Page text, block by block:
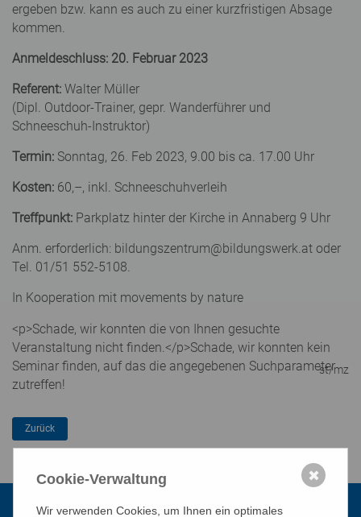
ergeben bzw. kann es auch zu einer kurzfristigen Absage
kommen.
Anmeldeschluss: 20. Februar 2023
Referent: Walter Müller
(Dipl. Outdoor-Trainer, gepr. Wanderführer und
Schneeschuh-Instruktor)
Termin: Sonntag, 26. Feb 2023, 9.00 bis ca. 17.00 Uhr
Kosten: 60,–, inkl. Schneeschuhverleih
Treffpunkt: Parkplatz hinter der Kirche in Annaberg 9 Uhr
Anm. erforderlich: bildungszentrum@bildungswerk.at oder
Tel. 01/51 552-5108.
In Kooperation mit movements by nature
<p>Schade, wir konnten die von Ihnen gesuchte
Veranstaltung nicht finden.</p>Schade, wir konnten kein
Seminar finden, auf das die angegebenen Suchparameter
zutreffen!
st/mz
Cookie-Verwaltung
Wir verwenden Cookies, um Ihnen ein optimales
✖